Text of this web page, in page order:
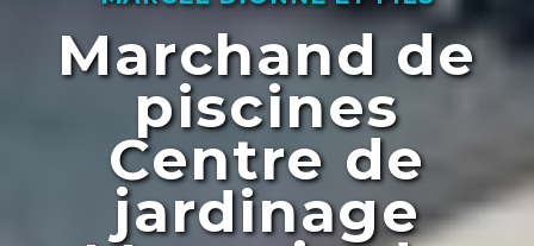
Marchand de
piscines
Centre de
jardinage